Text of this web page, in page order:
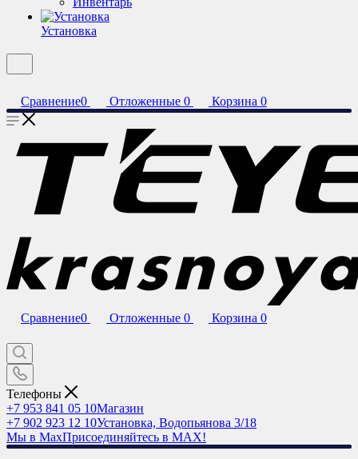
Установка
Сравнение0 Отложенные 0 Корзина 0
Сравнение0 Отложенные 0 Корзина 0
Телефоны
+7 953 841 05 10Магазин
+7 902 923 12 10Установка, Водопьянова 3/18
Мы в MaxПрисоединяйтесь в MAX!